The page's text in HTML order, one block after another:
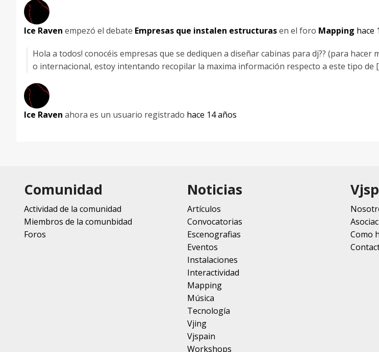
Ice Raven empezó el debate Empresas que instalen estructurasen el foro Mapping hace
Hola a todos! conocéis empresas que se dediquen a diseñar cabinas para dj?? (para hacer
o internacional, estoy intentando recopilar la maxima información respecto a este tipo de
Ice Raven ahora es un usuario registrado hace 14 años
Comunidad
Actividad de la comunidad
Miembros de la comunbidad
Foros
Noticias
Artículos
Convocatorias
Escenografias
Eventos
Instalaciones
Interactividad
Mapping
Música
Tecnología
Vjing
Vjspain
Workshops
Como